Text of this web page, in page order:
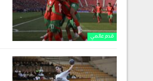
قدم عالمي